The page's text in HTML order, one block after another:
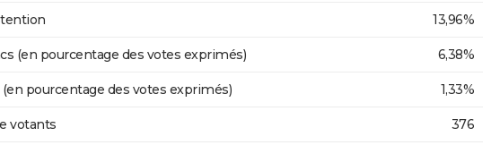
13,96%
(en pourcentage des votes exprimés) 6,38%
pourcentage des votes exprimés) 1,33%
votants 376